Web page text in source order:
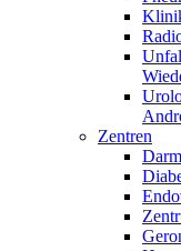
Zentren